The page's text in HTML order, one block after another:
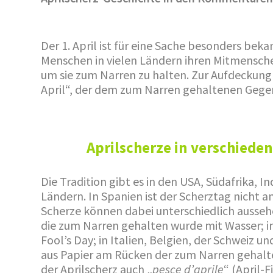
Der 1. April ist für eine Sache besonders
Menschen in vielen Ländern ihren
um sie zum Narren zu halten. Zur
April“, der dem zum Narren gehaltenen
Aprilscherze in
Die Tradition gibt es in den USA, Südafrika,
Ländern. In Spanien ist der Scherztag nicht
Scherze können dabei unterschiedlich
die zum Narren gehalten wurde mit Wasser;
Fool’s Day; in Italien, Belgien, der Schweiz
aus Papier am Rücken der zum Narren
der Aprilscherz auch „pesce d’aprile“ (April-